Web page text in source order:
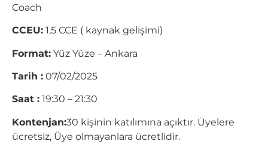
Coach
CCEU: 1,5 CCE ( kaynak gelişimi)
Format: Yüz Yüze – Ankara
Tarih : 07/02/2025
Saat : 19:30 – 21:30
Kontenjan:30 kişinin katılımına açıktır. Üyelere
ücretsiz, Üye olmayanlara ücretlidir.